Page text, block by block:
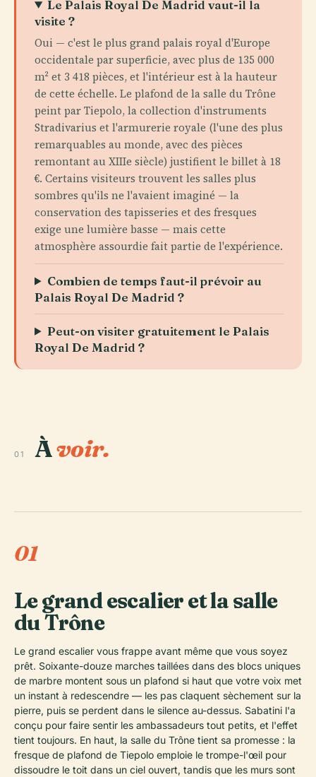
Le Palais Royal De Madrid vaut-il la
visite ?
Oui — c'est le plus grand palais royal d'Europe
occidentale par superficie, avec plus de 135 000
m² et 3 418 pièces, et l'intérieur est à la hauteur
de cette échelle. Le plafond de la salle du Trône
peint par Tiepolo, la collection d'instruments
Stradivarius et l'armurerie royale (l'une des plus
remarquables au monde, avec des pièces
remontant au XIIIe siècle) justifient le billet à 18
€. Certains visiteurs trouvent les salles plus
sombres qu'ils ne l'avaient imaginé — la
conservation des tapisseries et des fresques
exige une lumière basse — mais cette
atmosphère assourdie fait partie de l'expérience.
Combien de temps faut-il prévoir au
Palais Royal De Madrid ?
Peut-on visiter gratuitement le Palais
Royal De Madrid ?
01 Àvoir.
01
Le grand escalier et la salle
du Trône
Le grand escalier vous frappe avant même que vous soyez
prêt. Soixante-douze marches taillées dans des blocs uniques
de marbre montent sous un plafond si haut que votre voix met
un instant à redescendre — les pas claquent sèchement sur la
pierre, puis se perdent dans le silence au-dessus. Sabatini l'a
conçu pour faire sentir les ambassadeurs tout petits, et l'effet
tient toujours. En haut, la salle du Trône tient sa promesse : la
fresque de plafond de Tiepolo emploie le trompe-l'œil pour
dissoudre le toit dans un ciel ouvert, tandis que les murs sont